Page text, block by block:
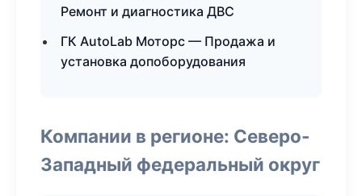
Ремонт и диагностика ДВС
ГК AutoLab Моторс — Продажа и
установка допоборудования
Компании в регионе: Северо-
Западный федеральный округ